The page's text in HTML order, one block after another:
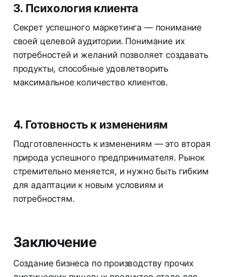
3. Психология клиента
Секрет успешного маркетинга — понимание
своей целевой аудитории. Понимание их
потребностей и желаний позволяет создавать
продукты, способные удовлетворить
максимальное количество клиентов.
4. Готовность к изменениям
Подготовленность к изменениям — это вторая
природа успешного предпринимателя. Рынок
стремительно меняется, и нужно быть гибким
для адаптации к новым условиям и
потребностям.
Заключение
Создание бизнеса по производству прочих